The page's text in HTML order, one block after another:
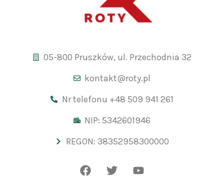
05-800 Pruszków, ul. Przechodnia 32
kontakt@roty.pl
Nr telefonu +48 509 941 261
NIP: 5342601946
REGON: 38352958300000